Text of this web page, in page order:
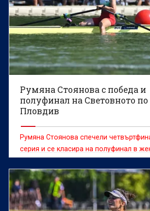
Румяна Стоянова с победа и
полуфинал на Световното по
Пловдив
Румяна Стоянова спечели
серия и се класира на полуфинал в
Световното първенство по гребане
Пловдив.